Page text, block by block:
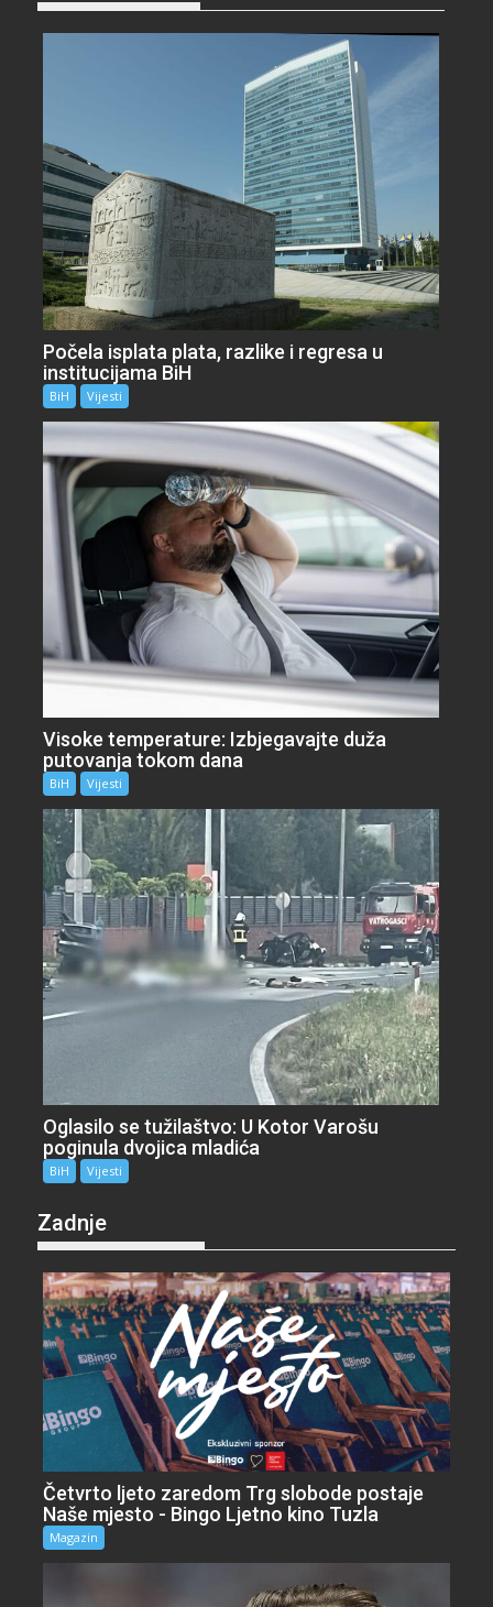
Počela isplata plata, razlike i regresa u
institucijama BiH
BiH Vijesti
Visoke temperature: Izbjegavajte duža
putovanja tokom dana
BiH Vijesti
Oglasilo se tužilaštvo: U Kotor Varošu
poginula dvojica mladića
BiH Vijesti
Zadnje
Četvrto ljeto zaredom Trg slobode postaje
Naše mjesto - Bingo Ljetno kino Tuzla
Magazin